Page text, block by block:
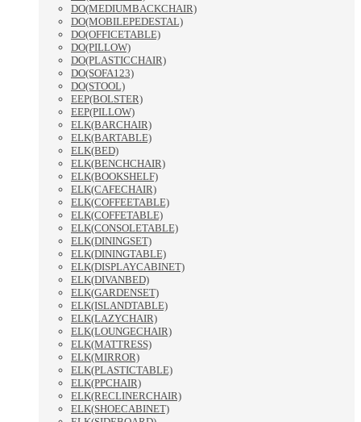
DO(MEDIUMBACKCHAIR)
DO(MOBILEPEDESTAL)
DO(OFFICETABLE)
DO(PILLOW)
DO(PLASTICCHAIR)
DO(SOFA123)
DO(STOOL)
EEP(BOLSTER)
EEP(PILLOW)
ELK(BARCHAIR)
ELK(BARTABLE)
ELK(BED)
ELK(BENCHCHAIR)
ELK(BOOKSHELF)
ELK(CAFECHAIR)
ELK(COFFEETABLE)
ELK(COFFETABLE)
ELK(CONSOLETABLE)
ELK(DININGSET)
ELK(DININGTABLE)
ELK(DISPLAYCABINET)
ELK(DIVANBED)
ELK(GARDENSET)
ELK(ISLANDTABLE)
ELK(LAZYCHAIR)
ELK(LOUNGECHAIR)
ELK(MATTRESS)
ELK(MIRROR)
ELK(PLASTICTABLE)
ELK(PPCHAIR)
ELK(RECLINERCHAIR)
ELK(SHOECABINET)